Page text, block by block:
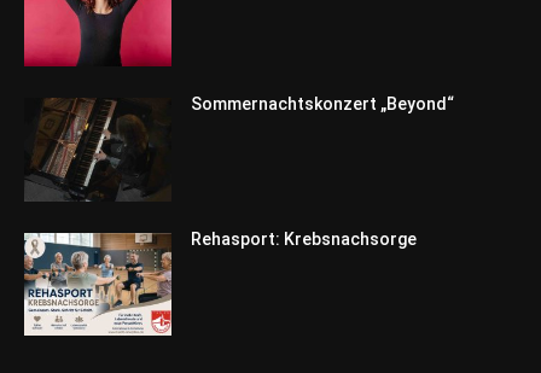
Sommernachtskonzert „Beyond“
Rehasport: Krebsnachsorge